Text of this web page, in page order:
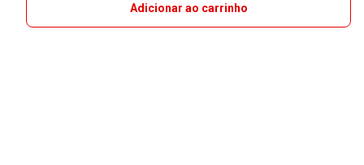
Adicionar ao carrinho